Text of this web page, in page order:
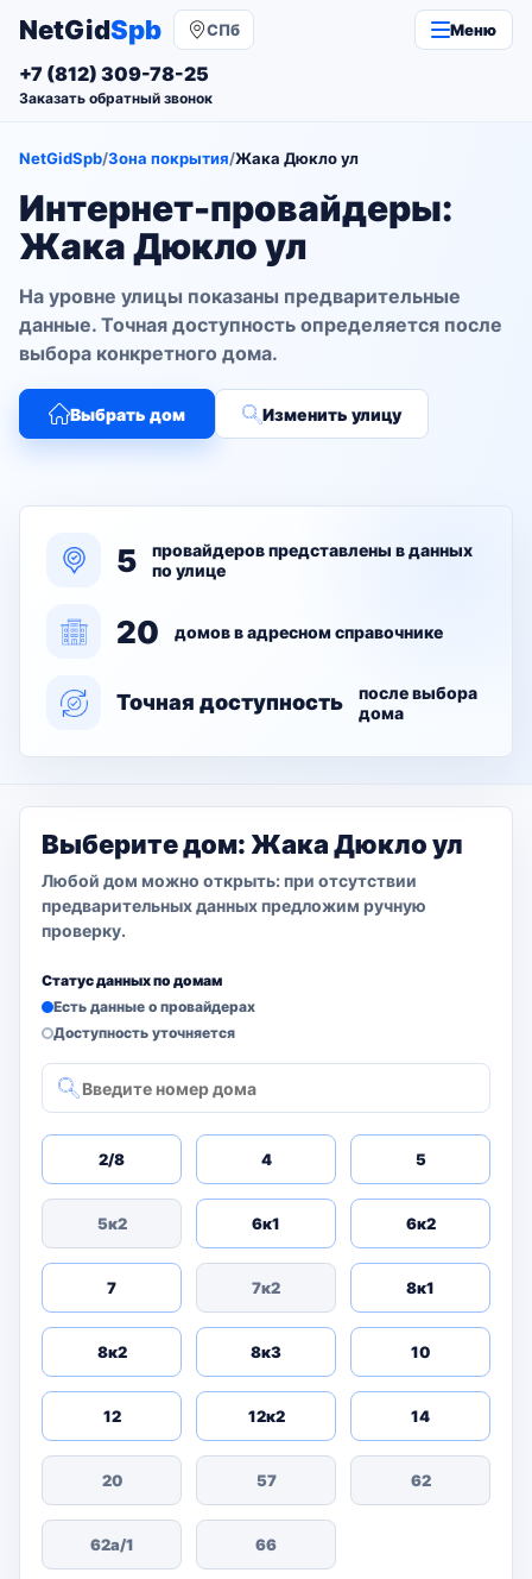
NetGidSpb СПб Меню
+7 (812) 309-78-25
Заказать обратный звонок
NetGidSpb/Зона покрытия/Жака Дюкло ул
Интернет-провайдеры:
Жака Дюкло ул
На уровне улицы показаны предварительные
данные. Точная доступность определяется после
выбора конкретного дома.
Выбрать дом Изменить улицу
5
провайдеров представлены в данных
по улице
20 домов в адресном справочнике
Точная доступность
после выбора
дома
Выберите дом: Жака Дюкло ул
Любой дом можно открыть: при отсутствии
предварительных данных предложим ручную
проверку.
Статус данных по домам
Есть данные о провайдерах
Доступность уточняется
2/8 4 5
5к2 6к1 6к2
7 7к2 8к1
8к2 8к3 10
12 12к2 14
20 57 62
62а/1 66